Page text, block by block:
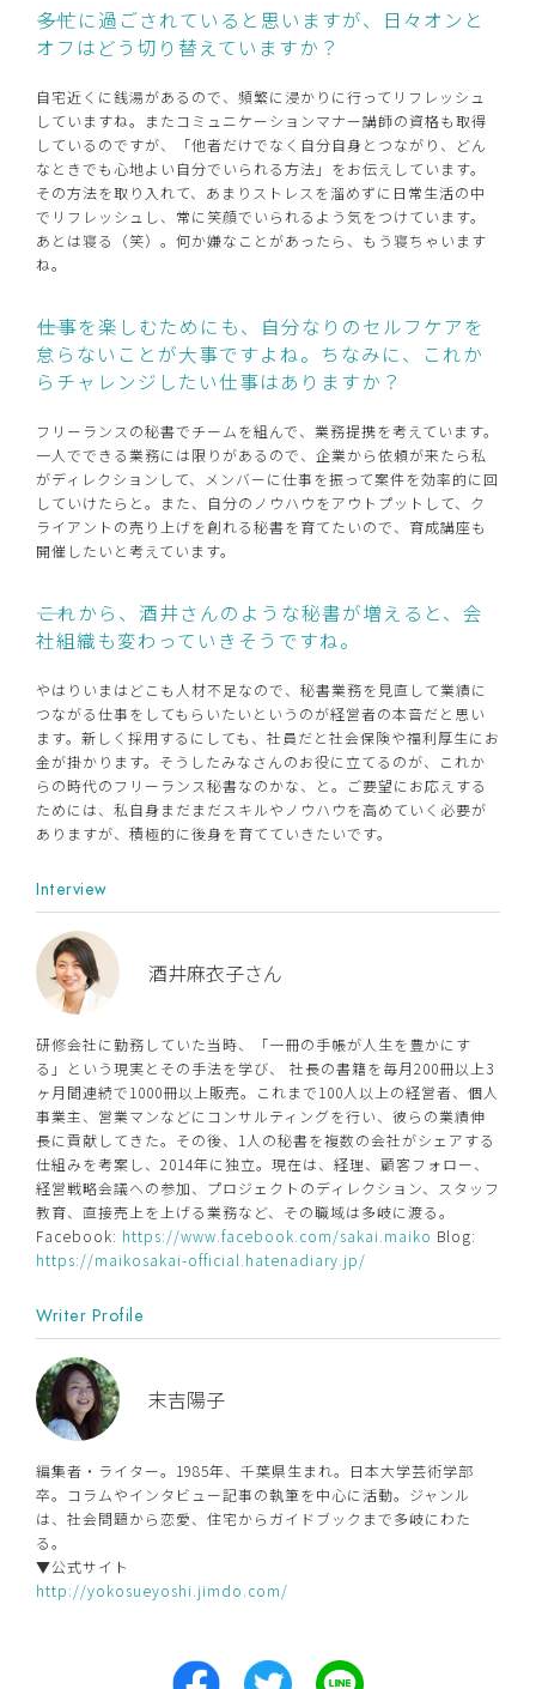
――多忙に過ごされていると思いますが、日々オンと
オフはどう切り替えていますか？
自宅近くに銭湯があるので、頻繁に浸かりに行ってリフレッシュ
していますね。またコミュニケーションマナー講師の資格も取得
しているのですが、「他者だけでなく自分自身とつながり、どん
なときでも心地よい自分でいられる方法」をお伝えしています。
その方法を取り入れて、あまりストレスを溜めずに日常生活の中
でリフレッシュし、常に笑顔でいられるよう気をつけています。
あとは寝る（笑）。何か嫌なことがあったら、もう寝ちゃいます
ね。
――仕事を楽しむためにも、自分なりのセルフケアを
怠らないことが大事ですよね。ちなみに、これか
らチャレンジしたい仕事はありますか？
フリーランスの秘書でチームを組んで、業務提携を考えています。
一人でできる業務には限りがあるので、企業から依頼が来たら私
がディレクションして、メンバーに仕事を振って案件を効率的に回
していけたらと。また、自分のノウハウをアウトプットして、ク
ライアントの売り上げを創れる秘書を育てたいので、育成講座も
開催したいと考えています。
――これから、酒井さんのような秘書が増えると、会
社組織も変わっていきそうですね。
やはりいまはどこも人材不足なので、秘書業務を見直して業績に
つながる仕事をしてもらいたいというのが経営者の本音だと思い
ます。新しく採用するにしても、社員だと社会保険や福利厚生にお
金が掛かります。そうしたみなさんのお役に立てるのが、これか
らの時代のフリーランス秘書なのかな、と。ご要望にお応えする
ためには、私自身まだまだスキルやノウハウを高めていく必要が
ありますが、積極的に後身を育てていきたいです。
Interview
酒井麻衣子さん
研修会社に勤務していた当時、「一冊の手帳が人生を豊かにす
る」という現実とその手法を学び、 社長の書籍を毎月200冊以上3
ヶ月間連続で1000冊以上販売。これまで100人以上の経営者、個人
事業主、営業マンなどにコンサルティングを行い、彼らの業績伸
長に貢献してきた。その後、1人の秘書を複数の会社がシェアする
仕組みを考案し、2014年に独立。現在は、経理、顧客フォロー、
経営戦略会議への参加、プロジェクトのディレクション、スタッフ
教育、直接売上を上げる業務など、その職域は多岐に渡る。
Facebook: https://www.facebook.com/sakai.maiko Blog:
https://maikosakai-official.hatenadiary.jp/
Writer Profile
末吉陽子
編集者・ライター。1985年、千葉県生まれ。日本大学芸術学部
卒。コラムやインタビュー記事の執筆を中心に活動。ジャンル
は、社会問題から恋愛、住宅からガイドブックまで多岐にわた
る。
▼公式サイト
http://yokosueyoshi.jimdo.com/